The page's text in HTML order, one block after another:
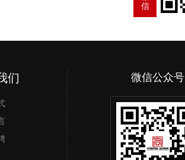
信
们 微信公众号 微信小程序